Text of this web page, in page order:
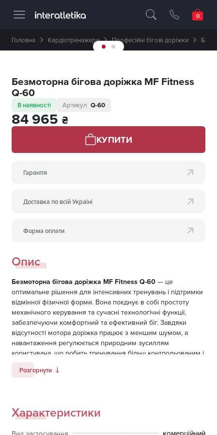
Професійне спортивне обладнання
Головна Кардіотренажери Професійні бігові доріжки
Безмоторна бігова доріжка MF Fitness
Q-60
В наявності Артикул Q-60
84 965 ₴
КУПИТИ
Гарантія
Доставка по всій Україні
Форма оплати
Опис
Безмоторна бігова доріжка MF Fitness Q-60 — це
оптимальне рішення для інтенсивних тренувань і підтримки
відмінної фізичної форми. Вона поєднує в собі простоту
механічного керування та сучасні технологічні функції,
забезпечуючи комфортний та ефективний біг. Завдяки
відсутності мотора доріжка працює з меншим шумом, а
навантаження регулюється природним зусиллям
користувача, що робить тренування більш контрольованим і
доріжка підтримує підключення бездротового пульсометра,
що дозволяє відстежувати серцевий ритм і контролювати
інтенсивність тренувань.
Розгорнути
Характеристики